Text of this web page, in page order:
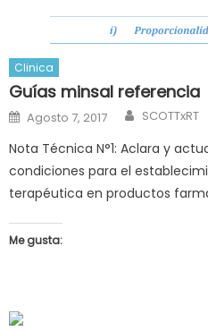
Clinica
Guías minsal referencia
Posted
on
Agosto 7, 2017 Author
SCOTTxRT
Nota Técnica N°1: Aclara y
condiciones para el
terapéutica en productos
Me gusta: